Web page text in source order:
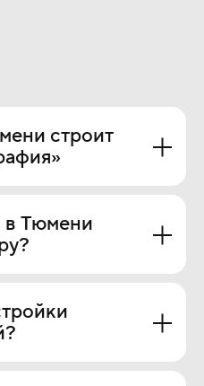
строит
(
ЖК «Окинава»
тракте (эко‐
в Тюмени
микрорайон —
у озера»
центра